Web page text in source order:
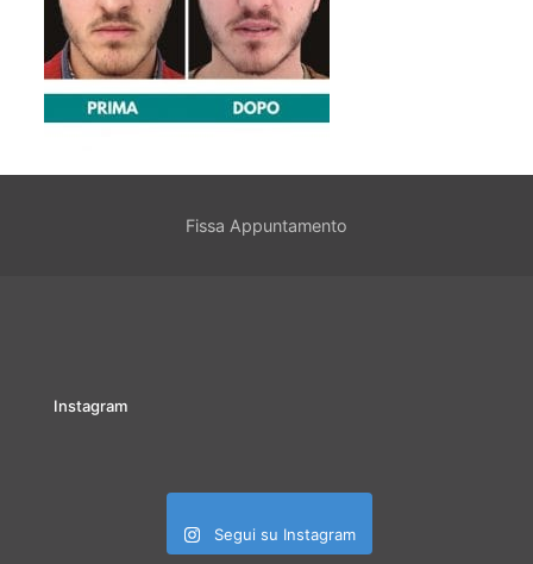
Fissa Appuntamento
Instagram
Segui su Instagram